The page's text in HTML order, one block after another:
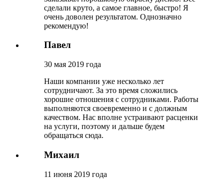
сделали круто, а самое главное, быстро! Я
очень доволен результатом. Однозначно
рекомендую!
Павел
30 мая 2019 года
Наши компании уже несколько лет
сотрудничают. За это время сложились
хорошие отношения с сотрудниками. Работы
выполняются своевременно и с должным
качеством. Нас вполне устраивают расценки
на услуги, поэтому и дальше будем
обращаться сюда.
Михаил
11 июня 2019 года